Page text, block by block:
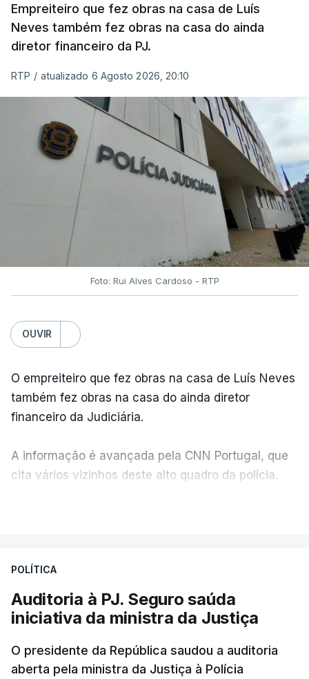
Empreiteiro que fez obras na casa de Luís
Neves também fez obras na casa do ainda
diretor financeiro da PJ.
RTP / atualizado 6 Agosto 2026, 20:10
Foto: Rui Alves Cardoso - RTP
OUVIR
O empreiteiro que fez obras na casa de Luís Neves
também fez obras na casa do ainda diretor
financeiro da Judiciária.
A informação é avançada pela CNN Portugal, que
cita vários vizinhos deste alto quadro da polícia.
apreendido numa operação de droga.
POLÍTICA
Auditoria à PJ. Seguro saúda
iniciativa da ministra da Justiça
O presidente da República saudou a auditoria
aberta pela ministra da Justiça à Polícia